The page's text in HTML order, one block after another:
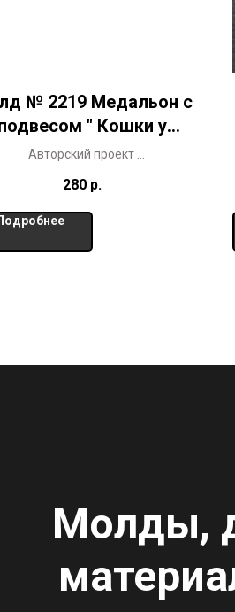
№ 2219 Медальон с
" Кошки у
камина"
Авторский проект
280 р.
Молды,